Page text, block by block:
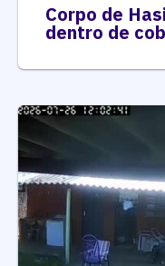
Corpo de
dentro de